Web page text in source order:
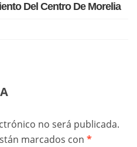
Del Centro De Morelia
no será publicada.
marcados con *